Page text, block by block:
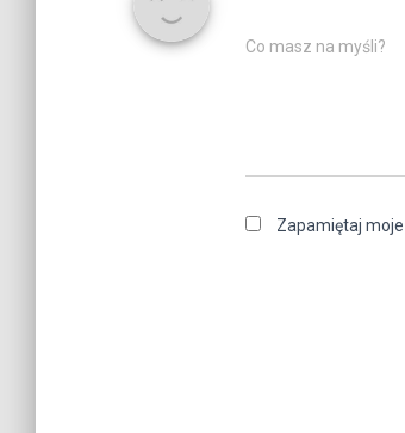
Co masz na myśli?
Zapamiętaj